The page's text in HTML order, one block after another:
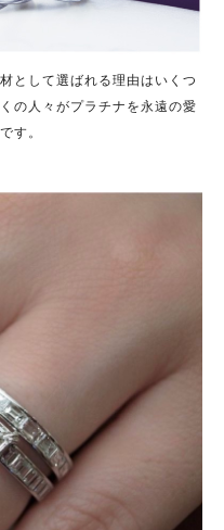
として選ばれる理由はいくつ
の人々がプラチナを永遠の愛
す。